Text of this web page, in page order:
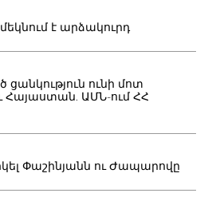
է արձակուրդ
ցանկություն ունի մոտ
Հայաստան. ԱՄՆ-ում ՀՀ
Փաշինյանն ու Ժապարովը